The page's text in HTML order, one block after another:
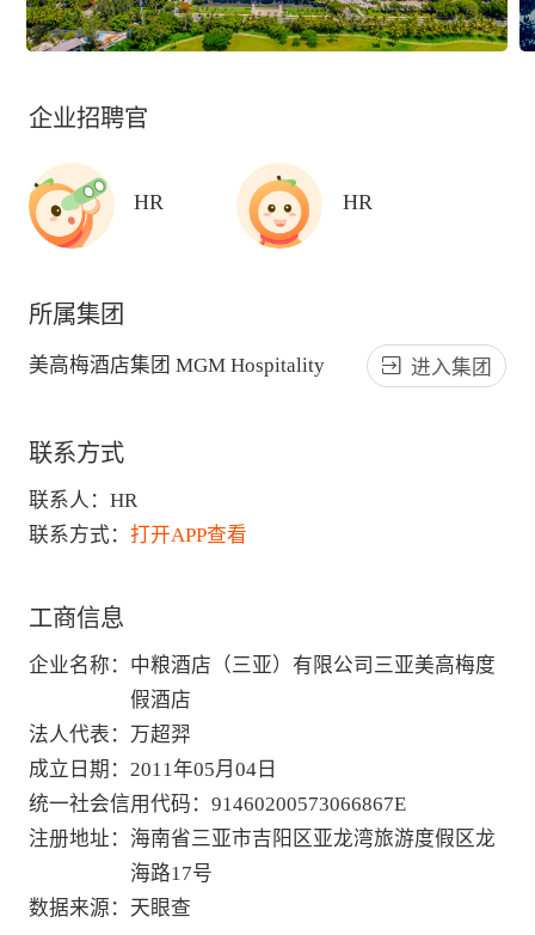
企业招聘官
HR HR
所属集团
美高梅酒店集团 MGM Hospitality 进入集团
联系方式
联系人： HR
联系方式： 打开APP查看
工商信息
企业名称 ： 中粮酒店（三亚）有限公司三亚美高梅度
假酒店
法人代表 ： 万超羿
成立日期 ： 2011年05月04日
统一社会信用代码 ： 91460200573066867E
注册地址 ： 海南省三亚市吉阳区亚龙湾旅游度假区龙
海路17号
数据来源 ： 天眼查